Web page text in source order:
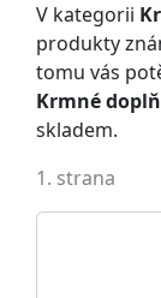
V kategorii
produkty
tomu vás
Krmné
skladem.
1. strana